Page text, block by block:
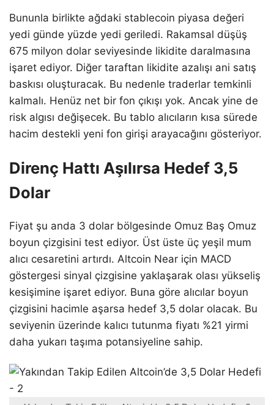
Bununla birlikte ağdaki stablecoin piyasa değeri
yedi günde yüzde yedi geriledi. Rakamsal düşüş
675 milyon dolar seviyesinde likidite daralmasına
işaret ediyor. Diğer taraftan likidite azalışı ani satış
baskısı oluşturacak. Bu nedenle traderlar temkinli
kalmalı. Henüz net bir fon çıkışı yok. Ancak yine de
risk algısı değişecek. Bu tablo alıcıların kısa sürede
hacim destekli yeni fon girişi arayacağını gösteriyor.
Direnç Hattı Aşılırsa Hedef 3,5
Dolar
Fiyat şu anda 3 dolar bölgesinde Omuz Baş Omuz
boyun çizgisini test ediyor. Üst üste üç yeşil mum
alıcı cesaretini artırdı. Altcoin Near için MACD
göstergesi sinyal çizgisine yaklaşarak olası yükseliş
kesişimine işaret ediyor. Buna göre alıcılar boyun
çizgisini hacimle aşarsa hedef 3,5 dolar olacak. Bu
seviyenin üzerinde kalıcı tutunma fiyatı %21 yirmi
daha yukarı taşıma potansiyeline sahip.